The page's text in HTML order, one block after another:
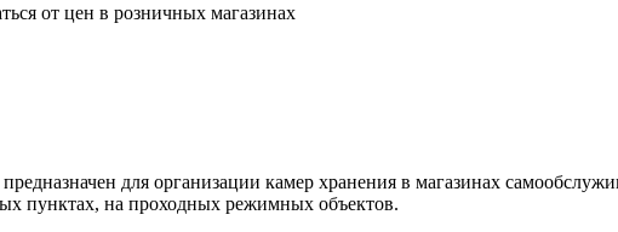
от цен в розничных магазинах
для организации камер хранения в магазинах
пунктах, на проходных режимных объектов.